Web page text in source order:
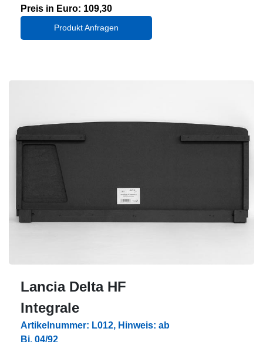
Preis in Euro: 109,30
Produkt Anfragen
Lancia Delta HF
Integrale
Artikelnummer: L012, Hinweis: ab
Bj. 04/92